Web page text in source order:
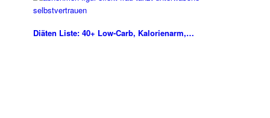
Diäten Liste: 40+ Low-Carb, Kalorienarm,…